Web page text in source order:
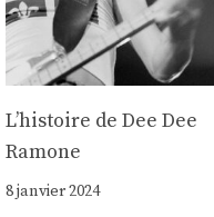
Lʼhistoire de Dee Dee
Ramone
8 janvier 2024